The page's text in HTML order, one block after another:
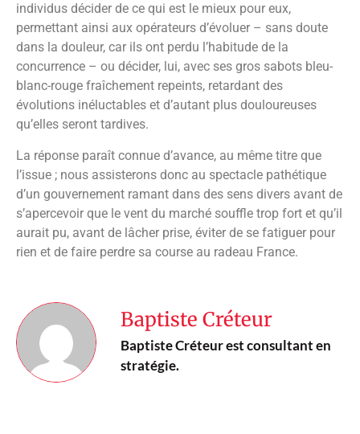
individus décider de ce qui est le mieux pour eux,
permettant ainsi aux opérateurs d’évoluer – sans doute
dans la douleur, car ils ont perdu l’habitude de la
concurrence – ou décider, lui, avec ses gros sabots bleu-
blanc-rouge fraîchement repeints, retardant des
évolutions inéluctables et d’autant plus douloureuses
qu’elles seront tardives.
La réponse paraît connue d’avance, au même titre que
l’issue ; nous assisterons donc au spectacle pathétique
d’un gouvernement ramant dans des sens divers avant de
s’apercevoir que le vent du marché souffle trop fort et qu’il
aurait pu, avant de lâcher prise, éviter de se fatiguer pour
rien et de faire perdre sa course au radeau France.
Baptiste Créteur
Baptiste Créteur est consultant en
stratégie.